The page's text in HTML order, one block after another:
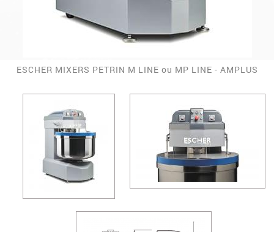
ESCHER MIXERS PETRIN M LINE ou MP LINE - AMPLUS